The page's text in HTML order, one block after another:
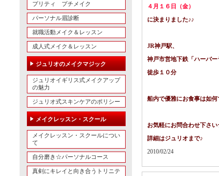
４月１６日（金）
に決まりました♪♪
JR神戸駅、
神戸市営地下鉄「ハーバ
徒歩１０分
船内で優雅にお食事は如
お気軽にお問合わせ下さ
詳細はジュリオまで♪
2010/02/24
プリティ プチメイク
パーソナル眉診断
就職活動メイク＆レッスン
成人式メイク＆レッスン
ジュリオのメイクマジック
ジュリオイギリス式メイクアップ
の魅力
ジュリオ式スキンケアのポリシー
メイクレッスン・スクール
メイクレッスン・スクールについ
て
自分磨き☆パーソナルコース
真剣にキレイと向き合うトリニテ